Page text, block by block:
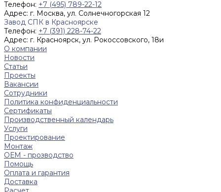
Телефон: +7 (495) 789-22-12
Адрес: г. Москва, ул. Солнечногорская 12
Завод СПК в Красноярске
Телефон: +7 (391) 228-74-22
Адрес: г. Красноярск, ул. Рокоссовского, 18и
О компании
Новости
Статьи
Проекты
Вакансии
Сотрудники
Политика конфиденциальности
Сертификаты
Производственный календарь
Услуги
Проектирование
Монтаж
ОЕМ - прозводство
Помощь
Оплата и гарантия
Доставка